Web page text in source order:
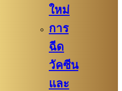
ใหม่
การ
ฉีด
วัคซีน
และ